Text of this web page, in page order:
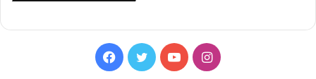
Facebook
TwitterYouTubeInstagram